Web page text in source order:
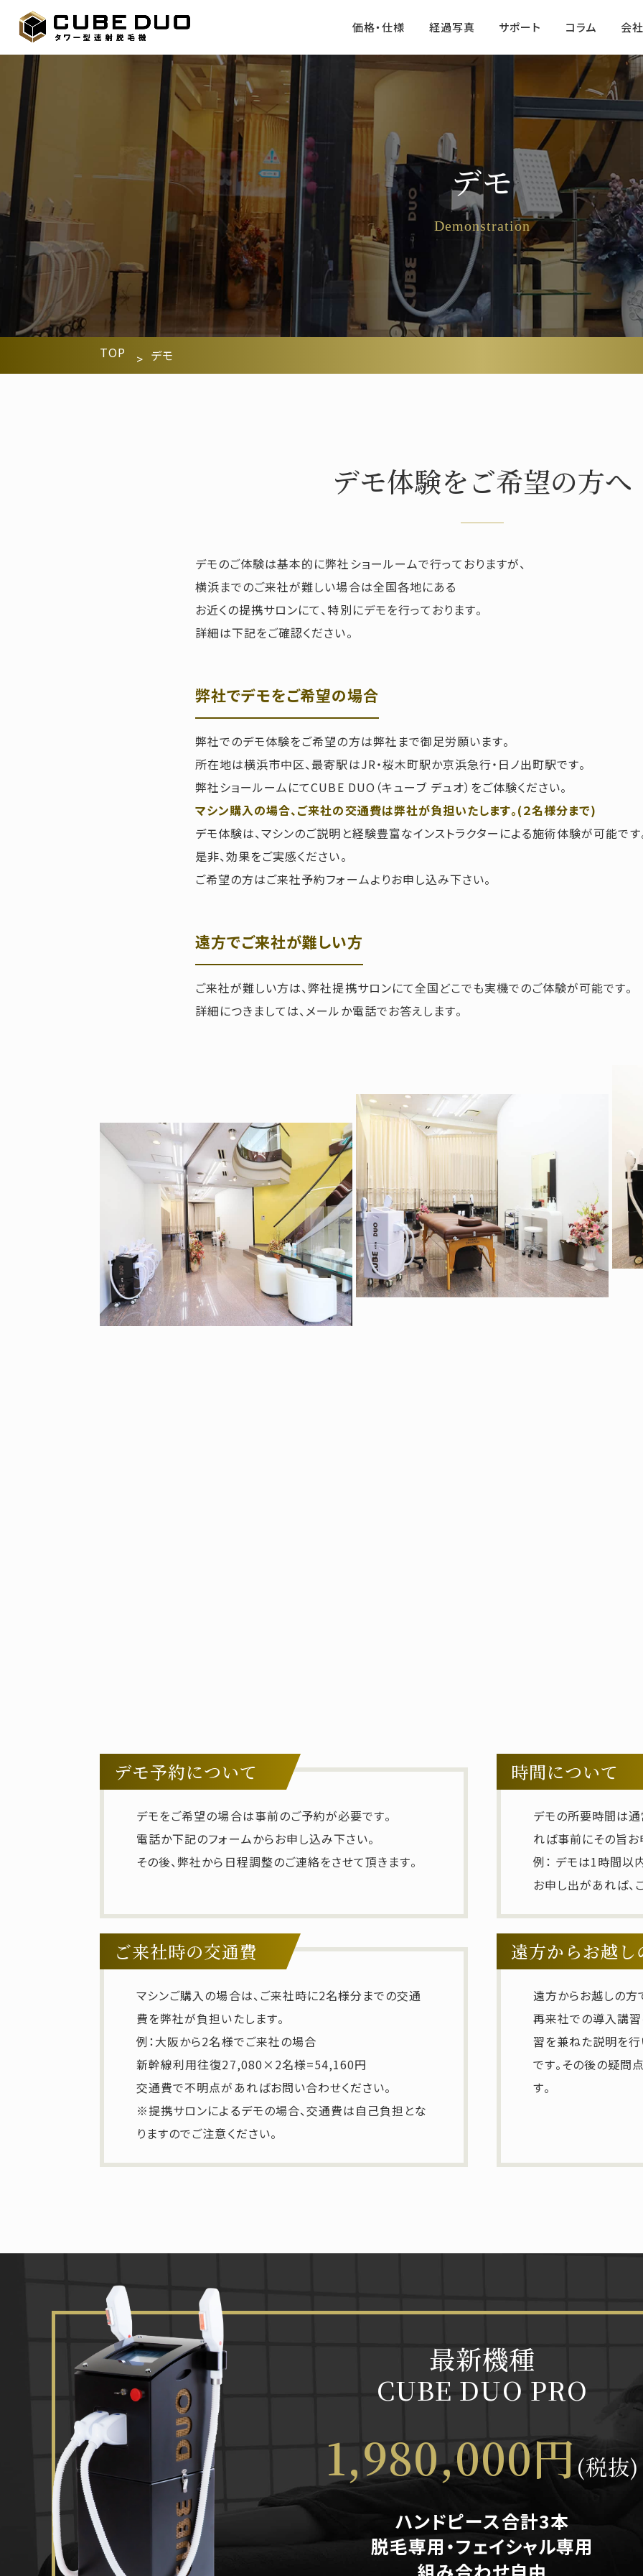
価格・仕様 経過写真 サポート コラム 会
デモ
Demonstration
TOP デモ
デモ体験をご希望の方へ
デモのご体験は基本的に弊社ショールームで行っておりますが、
横浜までのご来社が難しい場合は全国各地にある
お近くの提携サロンにて、特別にデモを行っております。
詳細は下記をご確認ください。
弊社でデモをご希望の場合
弊社でのデモ体験をご希望の方は弊社まで御足労願います。
所在地は横浜市中区、最寄駅はJR・桜木町駅か京浜急行・日ノ出町駅です。
弊社ショールームにてCUBE DUO（キューブ デュオ）をご体験ください。
マシン購入の場合、ご来社の交通費は弊社が負担いたします。(２名様分まで)
デモ体験は、マシンのご説明と経験豊富なインストラクターによる施術体験が可能です
是非、効果をご実感ください。
ご希望の方はご来社予約フォームよりお申し込み下さい。
遠方でご来社が難しい方
ご来社が難しい方は、弊社提携サロンにて全国どこでも実機でのご体験が可能です。
詳細につきましては、メールか電話でお答えします。
デモ予約について
デモをご希望の場合は事前のご予約が必要です。
電話か下記のフォームからお申し込み下さい。
その後、弊社から日程調整のご連絡をさせて頂きます。
時間について
デモの所要時間は
れば事前にその旨お
例： デモは1時間以
お申し出があれば、
ご来社時の交通費
マシンご購入の場合は、ご来社時に2名様分までの交通
費を弊社が負担いたします。
例：大阪から2名様でご来社の場合
新幹線利用往復27,080×2名様=54,160円
交通費で不明点があればお問い合わせください。
※提携サロンによるデモの場合、交通費は自己負担とな
りますのでご注意ください。
遠方からお越し
遠方からお越しの方
再来社での導入講
習を兼ねた説明を
です。その後の疑問
す。
最新機種​
CUBE DUO PRO
1,980,000円(税抜)
ハンドピース合計3本​
脱毛専用・フェイシャル専用​